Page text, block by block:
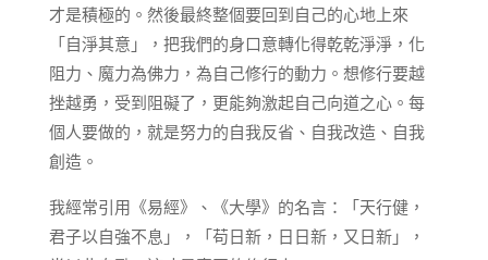
才是積極的。然後最終整個要回到自己的心地上來
「自淨其意」，把我們的身口意轉化得乾乾淨淨，化
阻力、魔力為佛力，為自己修行的動力。想修行要越
挫越勇，受到阻礙了，更能夠激起自己向道之心。每
個人要做的，就是努力的自我反省、自我改造、自我
創造。
我經常引用《易經》、《大學》的名言：「天行健，
君子以自強不息」，「苟日新，日日新，又日新」，